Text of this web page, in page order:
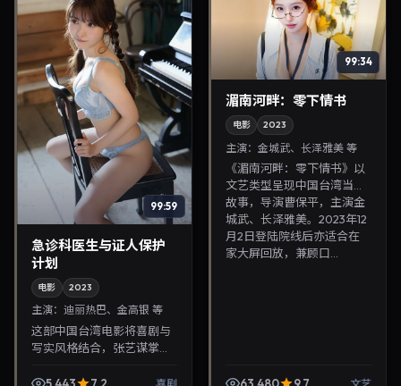
99:59
急诊科医生与证人保护
计划
电影 2023
主演： 迪丽热巴、金高银 等
这部中国台湾电影将喜剧与
写实风格结合，张艺谋掌
主角。2023年7月10日与观
99:34
湄南河畔：零下情书
电影 2023
主演：金城武、长泽雅美 等
《湄南河畔：零下情书》以
文艺类型呈现中国台湾当代
故事，导演曹保平，主演金
城武、长泽雅美。2023年12
月2日登陆院线后亦适合在
家大屏回放，兼顾口...